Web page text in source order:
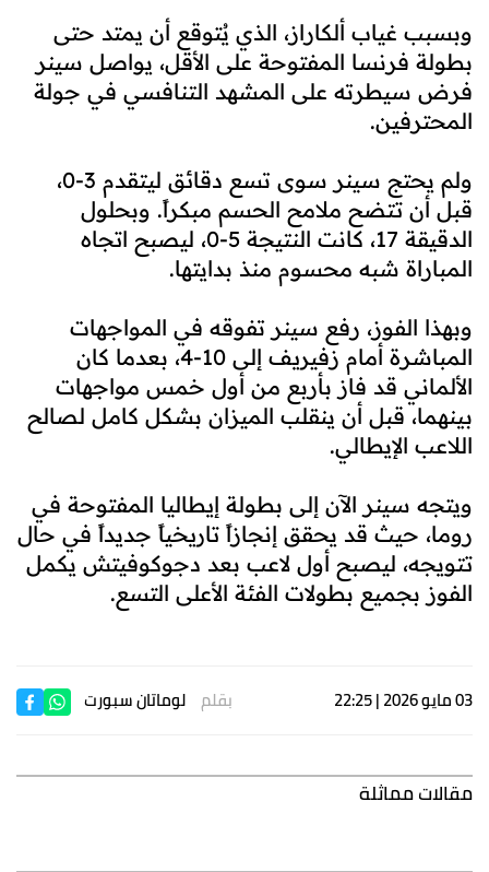
وبسبب غياب ألكاراز، الذي يُتوقع أن يمتد حتى
بطولة فرنسا المفتوحة على الأقل، يواصل سينر
فرض سيطرته على المشهد التنافسي في جولة
المحترفين.
ولم يحتج سينر سوى تسع دقائق ليتقدم 3-0،
قبل أن تتضح ملامح الحسم مبكراً. وبحلول
الدقيقة 17، كانت النتيجة 5-0، ليصبح اتجاه
المباراة شبه محسوم منذ بدايتها.
وبهذا الفوز، رفع سينر تفوقه في المواجهات
المباشرة أمام زفيريف إلى 10-4، بعدما كان
الألماني قد فاز بأربع من أول خمس مواجهات
بينهما، قبل أن ينقلب الميزان بشكل كامل لصالح
اللاعب الإيطالي.
ويتجه سينر الآن إلى بطولة إيطاليا المفتوحة في
روما، حيث قد يحقق إنجازاً تاريخياً جديداً في حال
تتويجه، ليصبح أول لاعب بعد دجوكوفيتش يكمل
الفوز بجميع بطولات الفئة الأعلى التسع.
03 مايو 2026 | 22:25 بقلم لوماتان سبورت
مقالات مماثلة